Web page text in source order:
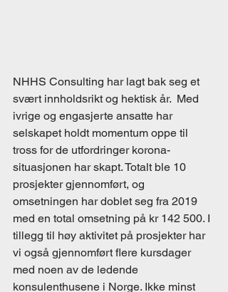
NHHS Consulting har lagt bak seg et
svært innholdsrikt og hektisk år.  Med
ivrige og engasjerte ansatte har
selskapet holdt momentum oppe til
tross for de utfordringer korona-
situasjonen har skapt. Totalt ble 10
prosjekter gjennomført, og
omsetningen har doblet seg fra 2019
med en total omsetning på kr 142 500. I
tillegg til høy aktivitet på prosjekter har
vi også gjennomført flere kursdager
med noen av de ledende
konsulenthusene i Norge. Ikke minst